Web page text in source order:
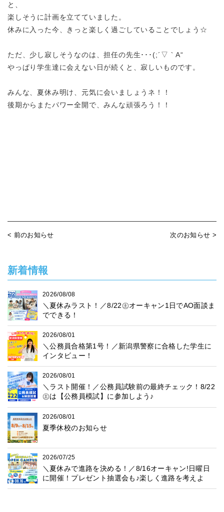
と、
楽しそうに計画を立てていました。
休みに入った今、きっと楽しく過ごしていることでしょう☆
ただ、少し寂しそうなのは、担任の先生･･･ (;´▽｀A“
やっぱり学生達に会えない日が続くと、寂しいものです。
みんな、夏休み明け、元気に会いましょうネ！！
後期からまたパワー全開で、みんな頑張ろう！！
< 前のお知らせ 次のお知らせ >
新着情報
2026/08/08
＼夏休みラスト！／8/22㊏オーキャン1日でAO面談ま
でできる！
2026/08/01
＼公務員合格第1号！／新潟県警察に合格した学生に
インタビュー！
2026/08/01
＼ラスト開催！／公務員試験前の最終チェック！8/22
㊏は【公務員模試】に参加しよう♪
2026/08/01
夏季休校のお知らせ
2026/07/25
＼夏休みで進路を決める！／8/16オーキャン!日曜日
に開催！プレゼント抽選会も♪楽しく進路を考えよ
う！